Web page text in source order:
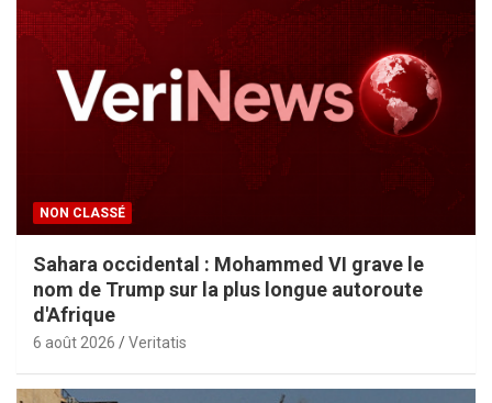
NON CLASSÉ
Sahara occidental : Mohammed VI grave le
nom de Trump sur la plus longue autoroute
d'Afrique
6 août 2026 Veritatis